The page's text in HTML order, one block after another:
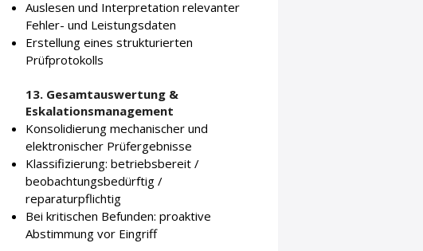
Auslesen und Interpretation relevanter
Fehler- und Leistungsdaten
Erstellung eines strukturierten
Prüfprotokolls
13. Gesamtauswertung &
Eskalationsmanagement
Konsolidierung mechanischer und
elektronischer Prüfergebnisse
Klassifizierung: betriebsbereit /
beobachtungsbedürftig /
reparaturpflichtig
Bei kritischen Befunden: proaktive
Abstimmung vor Eingriff